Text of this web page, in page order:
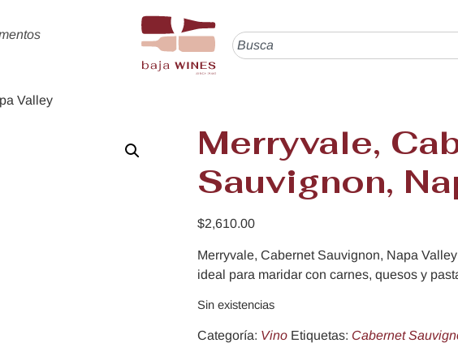
Valley
Merryvale,
Sauvignon,
$2,610.00
Merryvale, Cabernet Sauvignon, Napa
ideal para maridar con carnes, quesos y
Sin existencias
Categoría: Vino Etiquetas: Cabernet